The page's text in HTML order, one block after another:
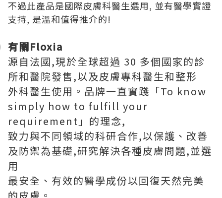
不過此產品是國際皮膚科醫生選用, 並有醫學實證
支持, 是溫和值得推介的!
有關Floxia
源自法國,現於全球超過 30 多個國家的診
所和醫院發售,以及皮膚專科醫生和整形
外科醫生使用。品牌一直實踐「To know
simply how to fulfill your
requirement」的理念,
致力與不同領域的科研合作,以保護、改善
及防禦為基礎,研究解決各種皮膚問題,並選
用
最安全、有效的醫學成份以回復天然完美